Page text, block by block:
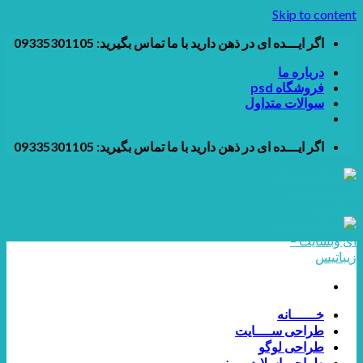
Skip to content
اگر ایـــده ای در ذهن دارید با ما تماس بگیرید: 09335301105
درباره ما
فروشگاه psd
سوالات متداول
اگر ایـــده ای در ذهن دارید با ما تماس بگیرید: 09335301105
خــــــانه
طراحی ســــایت
طراحی لوگو